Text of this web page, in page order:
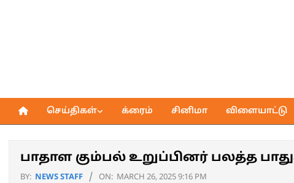
Primary
செய்திகள் க்ரைம் சினிமா விளையாட்டு
பாதாள கும்பல் உறுப்பினர் பலத்த
BY: NEWS STAFF ON: MARCH 26, 2025 9:16 PM